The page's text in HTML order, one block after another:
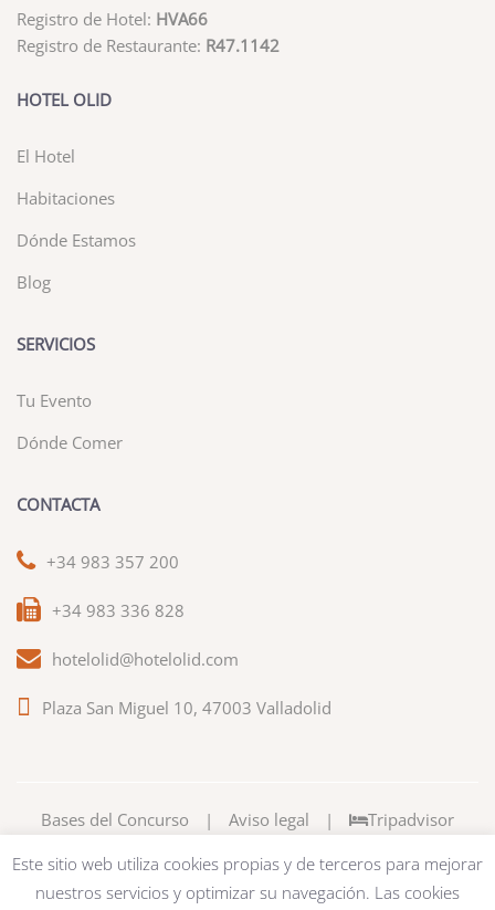
Registro de Hotel: HVA66
Registro de Restaurante: R47.1142
HOTEL OLID
El Hotel
Habitaciones
Dónde Estamos
Blog
SERVICIOS
Tu Evento
Dónde Comer
CONTACTA
+34 983 357 200
+34 983 336 828
hotelolid@hotelolid.com
Plaza San Miguel 10, 47003 Valladolid
Bases del Concurso | Aviso legal | Tripadvisor
Este sitio web utiliza cookies propias y de terceros para mejorar
nuestros servicios y optimizar su navegación. Las cookies